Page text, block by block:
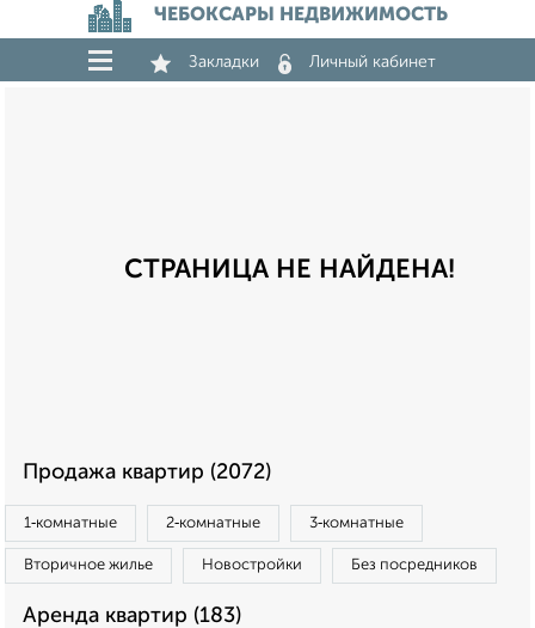
ЧЕБОКСАРЫ НЕДВИЖИМОСТЬ
Закладки Личный кабинет
СТРАНИЦА НЕ НАЙДЕНА!
Продажа квартир (2072)
1‑комнатные 2‑комнатные 3‑комнатные
Вторичное жилье Новостройки Без посредников
Аренда квартир (183)